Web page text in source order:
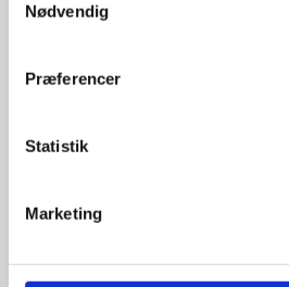
Nødvendig
Præferencer
Statistik
Marketing
idé til et konkret